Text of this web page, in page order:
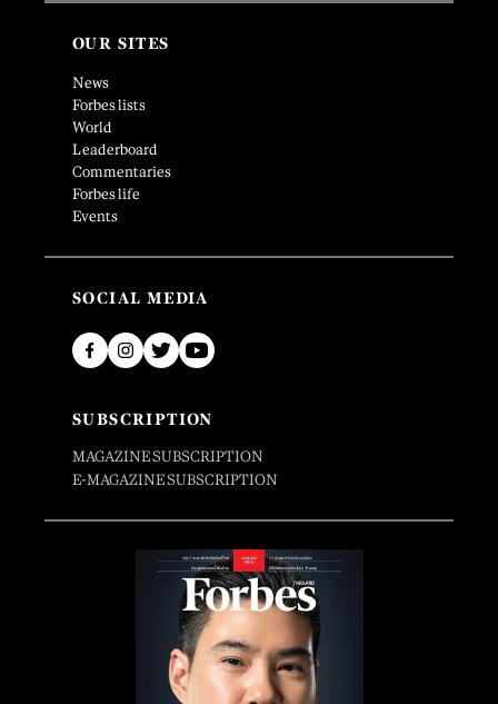
OUR SITES
News
Forbes lists
World
Leaderboard
Commentaries
Forbes life
Events
SOCIAL MEDIA
SUBSCRIPTION
MAGAZINE SUBSCRIPTION
E-MAGAZINE SUBSCRIPTION